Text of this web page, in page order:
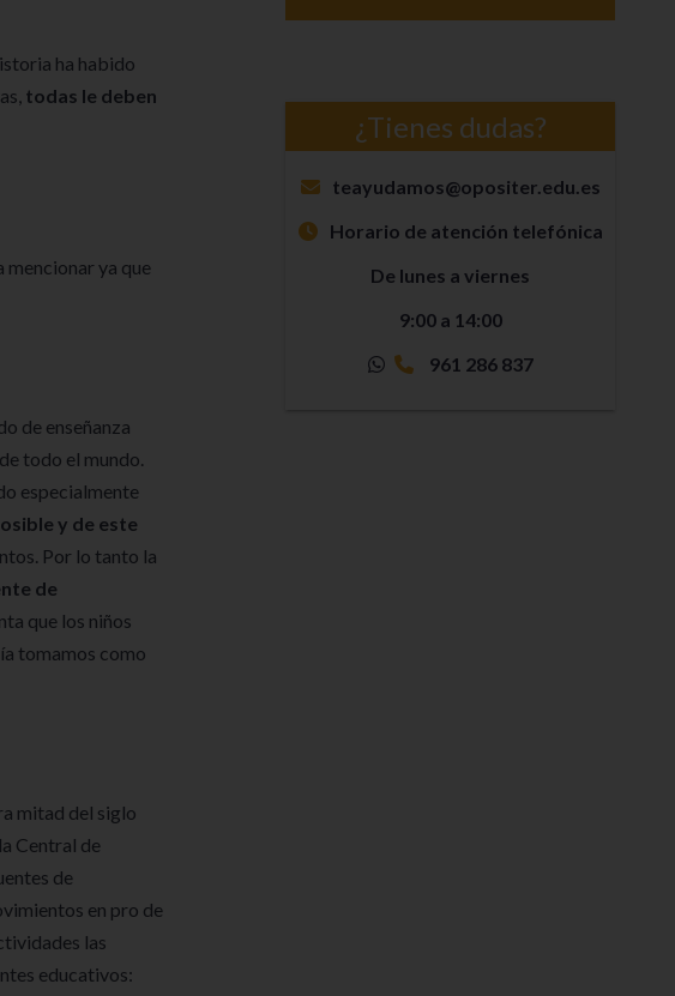
ha habido
todas le deben
mencionar ya que
de enseñanza
todo el mundo.
especialmente
y de este
Por lo tanto la
de
que los niños
tomamos como
mitad del siglo
Central de
de
en pro de
las
educativos:
¿Tienes dudas?
teayudamos@opositer.edu.es
Horario de atención telefónica
De lunes a viernes
9:00 a 14:00
961 286 837